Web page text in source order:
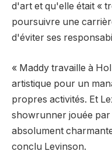
d'art et qu'elle était «
poursuivre une
d'éviter ses
« Maddy travaille à
artistique pour un
propres activités. Et
showrunner jouée
absolument
conclu Levinson.